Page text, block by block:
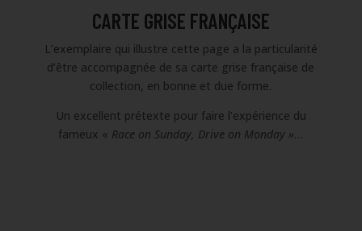
CARTE GRISE FRANÇAISE
L’exemplaire qui illustre cette page a la particularité
d’être accompagnée de sa carte grise française de
collection, en bonne et due forme.
Un excellent prétexte pour faire l’expérience du
fameux « Race on Sunday, Drive on Monday »…